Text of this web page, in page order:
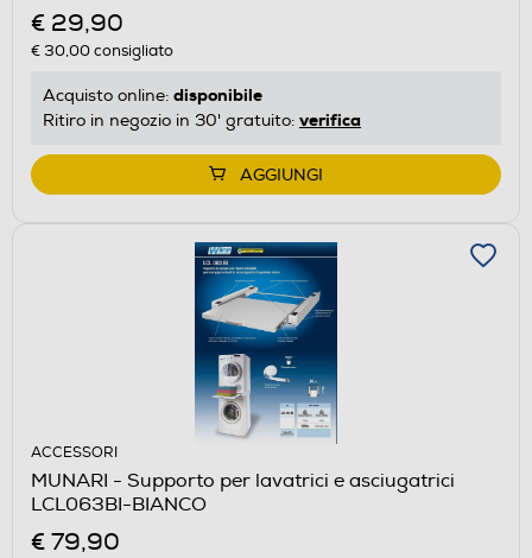
€ 29,90
€ 30,00consigliato
Acquisto online: disponibile
Ritiro in negozio in 30' gratuito: verifica
AGGIUNGI
ACCESSORI
MUNARI - Supporto per lavatrici e asciugatrici
LCL063BI-BIANCO
€ 79,90